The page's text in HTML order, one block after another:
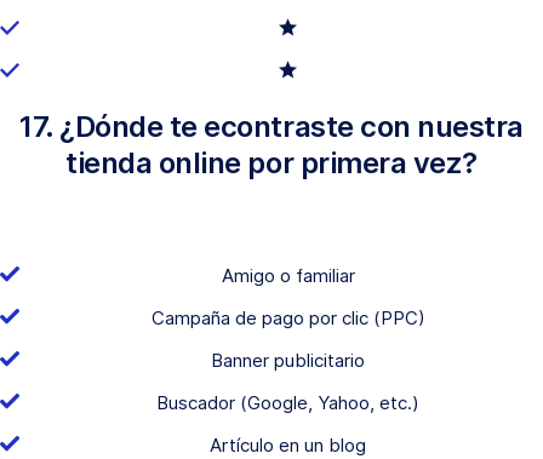
17. ¿Dónde te econtraste con nuestra
tienda online por primera vez?
Amigo o familiar
Campaña de pago por clic (PPC)
Banner publicitario
Buscador (Google, Yahoo, etc.)
Artículo en un blog